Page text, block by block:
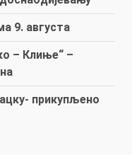
9. августа
– Клиње“ –
прикупљено